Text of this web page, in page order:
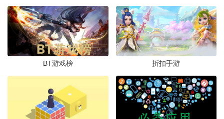
进化之战手游官方版(War of
Evolution)v70074 安卓版
益智休闲 /39.1M/2024-03-09
下载
麻将快乐进化游戏官方版v1.0 最新版
益智休闲 / 2024-02-23
下载
BT游戏榜 折扣手游